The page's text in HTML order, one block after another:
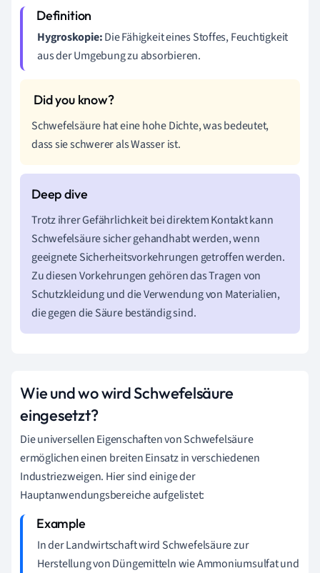
Hygroskopie:Die Fähigkeit eines Stoffes, Feuchtigkeit
aus der Umgebung zu absorbieren.
Schwefelsäure hat eine hohe Dichte, was bedeutet,
dass sie schwerer als Wasser ist.
Trotz ihrer Gefährlichkeit bei direktem Kontakt kann
Schwefelsäure sicher gehandhabt werden, wenn
geeignete Sicherheitsvorkehrungen getroffen werden.
Zu diesen Vorkehrungen gehören das Tragen von
Schutzkleidung und die Verwendung von Materialien,
die gegen die Säure beständig sind.
Wie und wo wird Schwefelsäure
eingesetzt?
Die universellen Eigenschaften von Schwefelsäure
ermöglichen einen breiten Einsatz in verschiedenen
Industriezweigen. Hier sind einige der
Hauptanwendungsbereiche aufgelistet:
In der Landwirtschaft wird Schwefelsäure zur
Herstellung von Düngemitteln wie Ammoniumsulfat und